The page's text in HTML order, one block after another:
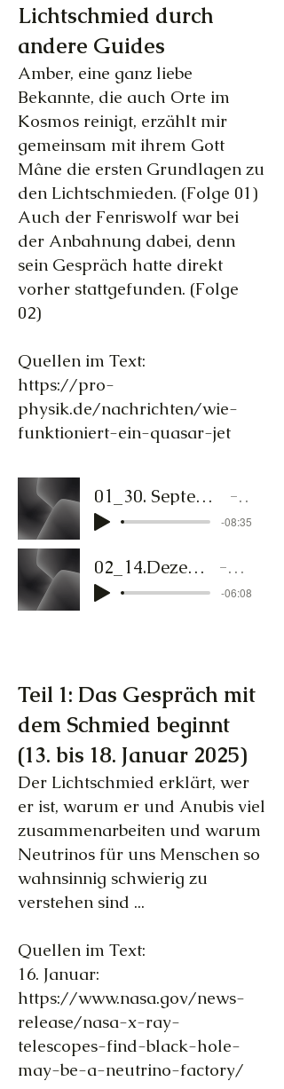
Lichtschmied durch
andere Guides
Amber, eine ganz liebe
Bekannte, die auch Orte im
Kosmos reinigt, erzählt mir
gemeinsam mit ihrem Gott
Mâne die ersten Grundlagen zu
den Lichtschmieden. (Folge 01)
Auch der Fenriswolf war bei
der Anbahnung dabei, denn
sein Gespräch hatte direkt
vorher stattgefunden. (Folge
02)
Quellen im Text:
https://pro-
physik.de/nachrichten/wie-
funktioniert-ein-quasar-jet
01_30. September - Lichtschmied - TextToSpeech_AmberUndMane
-08:35
02_14.Dezember - Lichtschmied - TTS_Fenryr
-06:08
Teil 1: Das Gespräch mit
dem Schmied beginnt
(13. bis 18. Januar 2025)
Der Lichtschmied erklärt, wer
er ist, warum er und Anubis viel
zusammenarbeiten und warum
Neutrinos für uns Menschen so
wahnsinnig schwierig zu
verstehen sind ...
Quellen im Text:
16. Januar:
https://www.nasa.gov/news-
release/nasa-x-ray-
telescopes-find-black-hole-
may-be-a-neutrino-factory/